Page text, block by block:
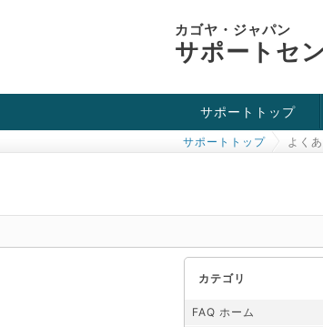
カゴヤ・ジャパン
サポートセ
サポートトップ
お役立ち情報
チュートリアル
障害・メンテナンス情報
サポートトップ よく
カテゴリ
FAQ ホーム